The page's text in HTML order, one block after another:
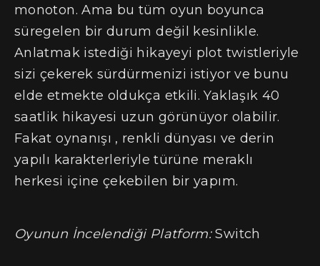
monoton. Ama bu tüm oyun boyunca
süregelen bir durum değil kesinlikle.
Anlatmak istediği hikayeyi plot twistleriyle
sizi çekerek sürdürmenizi istiyor ve bunu
elde etmekte oldukça etkili. Yaklaşık 40
saatlik hikayesi uzun görünüyor olabilir.
Fakat oynanışı , renkli dünyası ve derin
yapılı karakterleriyle türüne meraklı
herkesi içine çekebilen bir yapım.
Oyunun İncelendiği Platform:Switch